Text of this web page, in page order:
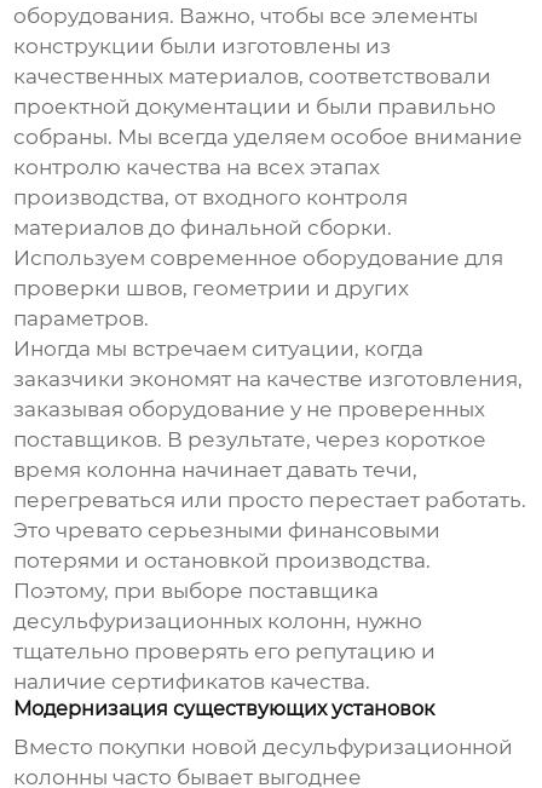
оборудования. Важно, чтобы все элементы
конструкции были изготовлены из
качественных материалов, соответствовали
проектной документации и были правильно
собраны. Мы всегда уделяем особое внимание
контролю качества на всех этапах
производства, от входного контроля
материалов до финальной сборки.
Используем современное оборудование для
проверки швов, геометрии и других
параметров.
Иногда мы встречаем ситуации, когда
заказчики экономят на качестве изготовления,
заказывая оборудование у не проверенных
поставщиков. В результате, через короткое
время колонна начинает давать течи,
перегреваться или просто перестает работать.
Это чревато серьезными финансовыми
потерями и остановкой производства.
Поэтому, при выборе поставщика
десульфуризационных колонн, нужно
тщательно проверять его репутацию и
наличие сертификатов качества.
Модернизация существующих установок
Вместо покупки новойдесульфуризационной
колонны часто бывает выгоднее